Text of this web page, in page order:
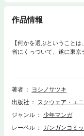
作品情報
【何かを選ぶということ
省にくっついて、遂に東
園も…すべてが生まれて
ろそろ東京に戻って来て
―…？ 成長と、勇気と、
著者
ヨシノサツキ
出版社
スクウェア・エ
ジャンル
少年マンガ
レーベル
ガンガンコミ